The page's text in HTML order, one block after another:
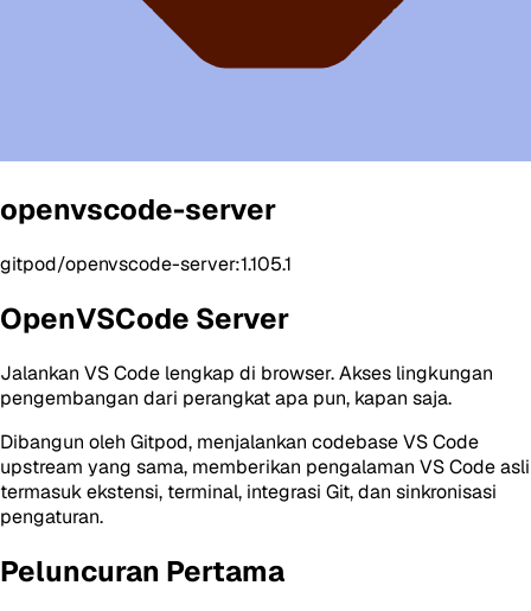
openvscode-server
gitpod/openvscode-server:1.105.1
OpenVSCode Server
Jalankan VS Code lengkap di browser. Akses lingkungan
pengembangan dari perangkat apa pun, kapan saja.
Dibangun oleh Gitpod, menjalankan codebase VS Code
upstream yang sama, memberikan pengalaman VS Code asli
termasuk ekstensi, terminal, integrasi Git, dan sinkronisasi
pengaturan.
Peluncuran Pertama